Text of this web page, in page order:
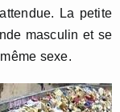
La petite
masculin et se
sexe.